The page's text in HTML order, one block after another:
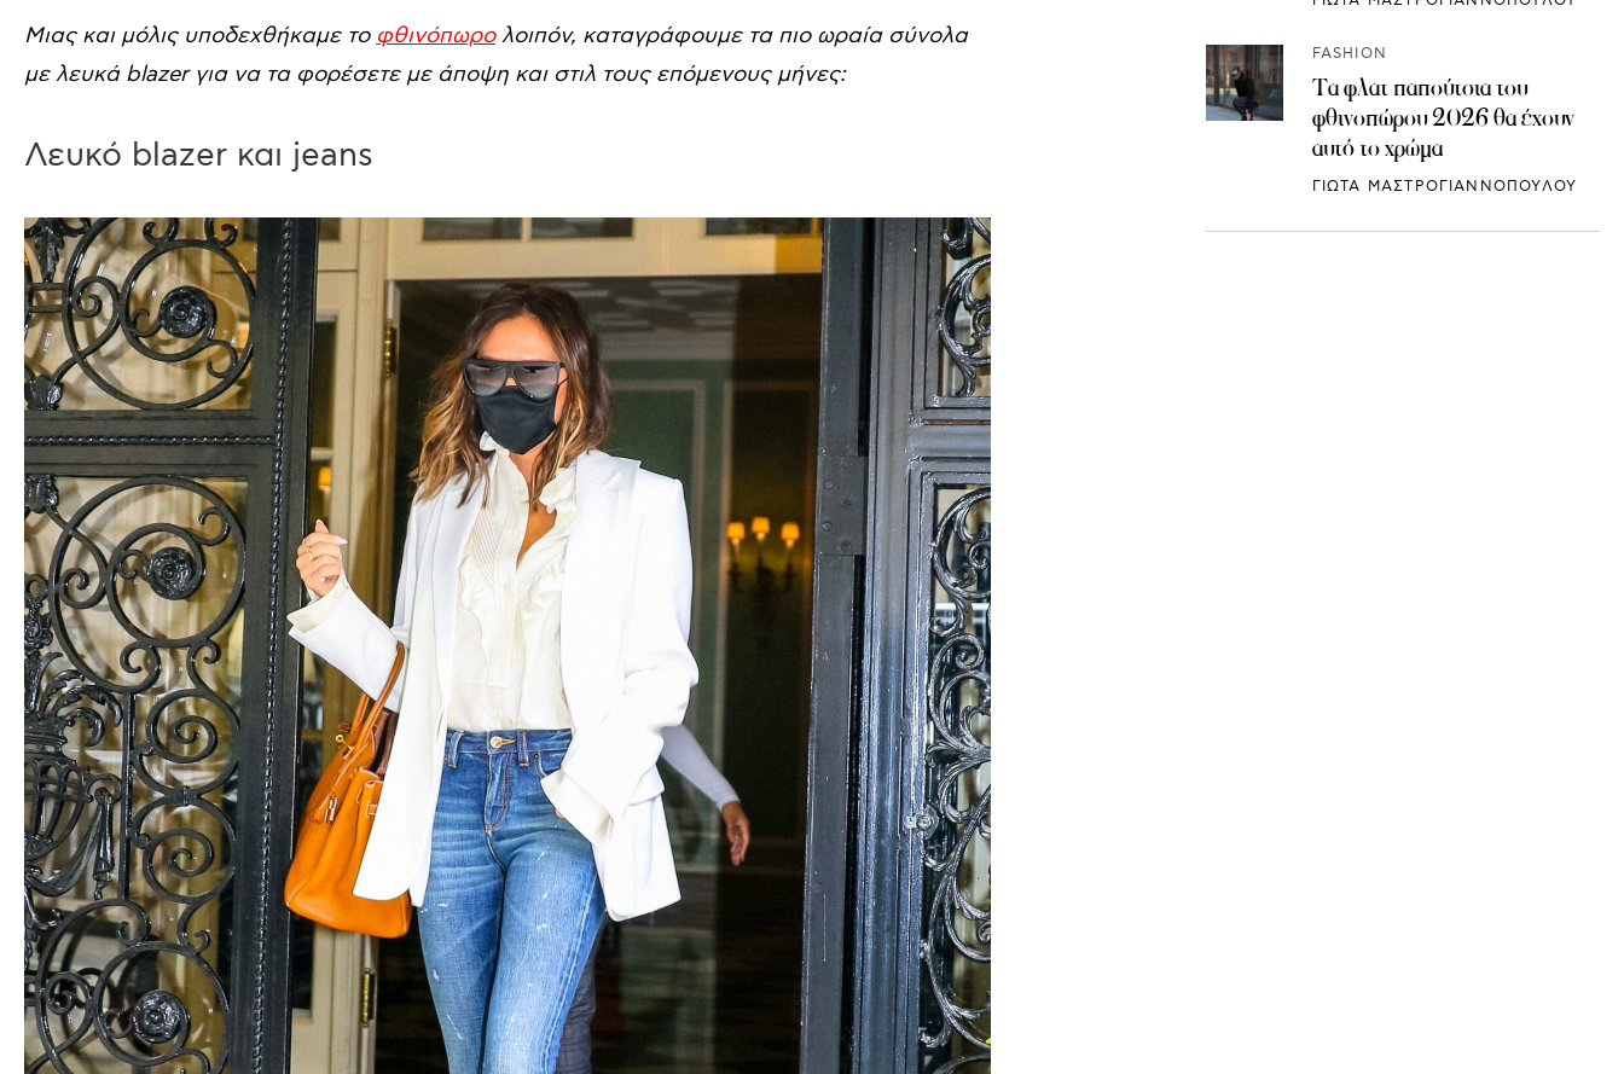
Μιας και μόλις υποδεχθήκαμε το φθινόπωρολοιπόν, καταγράφουμε τα πιο ωραία σύνολα
με λευκά blazer για να τα φορέσετε με άποψη και στιλ τους επόμενους μήνες:
Λευκό blazer και jeans
FASHION
Τα φλατ παπούτσια του
φθινοπώρου 2026 θα έχουν
αυτό το χρώμα
ΓΙΩΤΑ ΜΑΣΤΡΟΓΙΑΝΝΟΠΟΥΛΟΥ